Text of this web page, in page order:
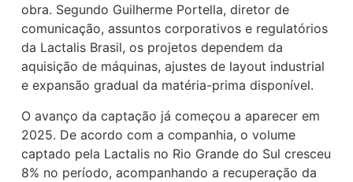
obra. Segundo Guilherme Portella, diretor de
comunicação, assuntos corporativos e regulatórios
da Lactalis Brasil, os projetos dependem da
aquisição de máquinas, ajustes de layout industrial
e expansão gradual da matéria-prima disponível.
O avanço da captação já começou a aparecer em
2025. De acordo com a companhia, o volume
captado pela Lactalis no Rio Grande do Sul cresceu
8% no período, acompanhando a recuperação da